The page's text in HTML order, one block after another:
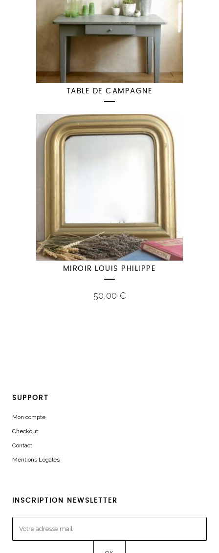
TABLE DE CAMPAGNE
MIROIR LOUIS PHILIPPE
50,00 €
SUPPORT
Mon compte
Checkout
Contact
Mentions Légales
INSCRIPTION NEWSLETTER